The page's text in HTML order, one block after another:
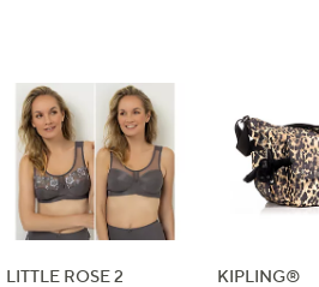
LITTLE ROSE 2
KIPLING®